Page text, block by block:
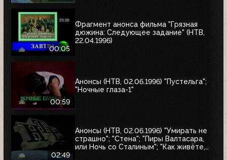
00:05
Фрагмент анонса фильма "Грязная
дюжина: Следующее задание" (НТВ,
22.04.1996)
00:59
Анонсы (НТВ, 02.06.1996) "Пустельга";
"Ночные глаза-1"
02:49
Анонсы (НТВ, 02.06.1996) "Умирать не
страшно"; "Стена"; "Пиры Валтасара,
или Ночь со Сталиным"; "Как живёте,